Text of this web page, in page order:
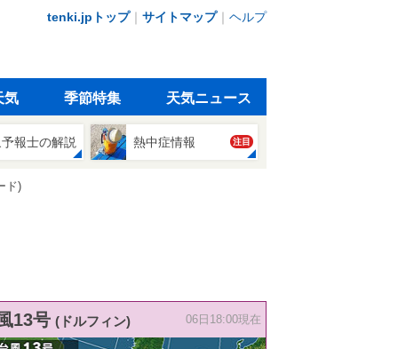
tenki.jpトップ｜ サイトマップ｜ ヘルプ
気 季節特集 天気ニュース
報士の解説 熱中症情報 注目
ド)
13号 (ドルフィン) 06日18:00現在